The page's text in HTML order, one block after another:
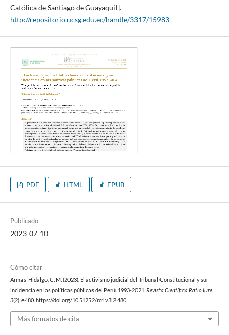
Católica de Santiago de Guayaquil].
http://repositorio.ucsg.edu.ec/handle/3317/15983
PDF HTML EPUB
Publicado
2023-07-10
Cómo citar
Armas-Hidalgo, C. M. (2023). El activismo judicial del Tribunal Constitucional y su
incidencia en las políticas públicas del Perú. 1993-2021. Revista Científica Ratio Iure,
3(2), e480. https://doi.org/10.51252/rcri.v3i2.480
Más formatos de cita